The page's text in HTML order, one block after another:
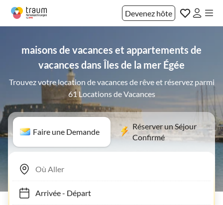
Devenez hôte
maisons de vacances et appartements de
vacances dans Îles de la mer Égée
Trouvez votre location de vacances de rêve et réservez parmi
61 Locations de Vacances
Faire une Demande
Réserver un Séjour
Confirmé
Arrivée- Départ